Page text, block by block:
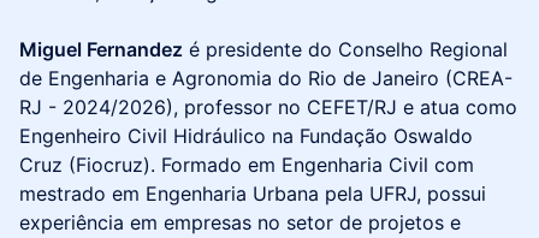
Miguel Fernandez é presidente do Conselho Regional
de Engenharia e Agronomia do Rio de Janeiro (CREA-
RJ - 2024/2026), professor no CEFET/RJ e atua como
Engenheiro Civil Hidráulico na Fundação Oswaldo
Cruz (Fiocruz). Formado em Engenharia Civil com
mestrado em Engenharia Urbana pela UFRJ, possui
experiência em empresas no setor de projetos e